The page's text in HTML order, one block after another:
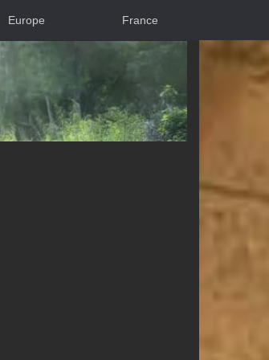
Europe France